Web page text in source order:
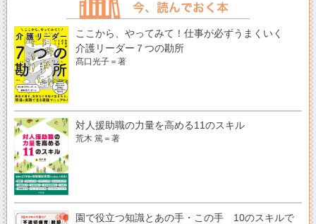
ここから、やってみて！仕事が必ずうまくいく
介護リーダー７つの勘所
髙口光子＝著
対人援助職の力量を高める11のスキル
荒木 篤＝著
園で役立つ知識とあの手・この手 10のスキルで